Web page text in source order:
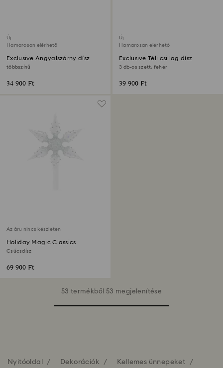
Új
Hamarosan elérhető
Exclusive Angyalszárny dísz
többszínű
34 900 Ft
Új
Hamarosan elérhető
Exclusive Téli csillag dísz
3 db-os szett, fehér
39 900 Ft
Az áru nincs készleten
Holiday Magic Classics
Csúcsdísz
69 900 Ft
53 termékből 53 megjelenítése
Nyitóoldal Dekorációk
Kellemes ünnepeket